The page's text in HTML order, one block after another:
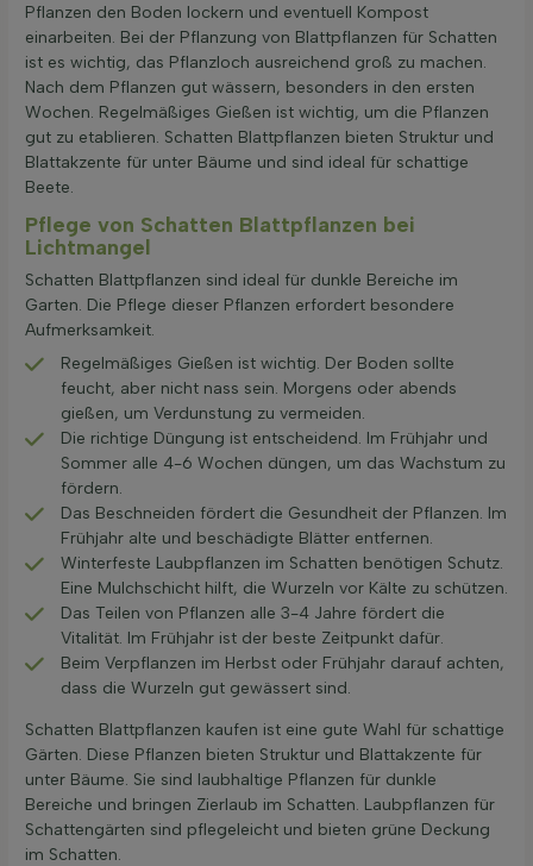
Pflanzen den Boden lockern und eventuell Kompost
einarbeiten. Bei der Pflanzung von Blattpflanzen für Schatten
ist es wichtig, das Pflanzloch ausreichend groß zu machen.
Nach dem Pflanzen gut wässern, besonders in den ersten
Wochen. Regelmäßiges Gießen ist wichtig, um die Pflanzen
gut zu etablieren. Schatten Blattpflanzen bieten Struktur und
Blattakzente für unter Bäume und sind ideal für schattige
Beete.
Pflege von Schatten Blattpflanzen bei
Lichtmangel
Schatten Blattpflanzen sind ideal für dunkle Bereiche im
Garten. Die Pflege dieser Pflanzen erfordert besondere
Aufmerksamkeit.
Regelmäßiges Gießen ist wichtig. Der Boden sollte
feucht, aber nicht nass sein. Morgens oder abends
gießen, um Verdunstung zu vermeiden.
Die richtige Düngung ist entscheidend. Im Frühjahr und
Sommer alle 4-6 Wochen düngen, um das Wachstum zu
fördern.
Das Beschneiden fördert die Gesundheit der Pflanzen. Im
Frühjahr alte und beschädigte Blätter entfernen.
Winterfeste Laubpflanzen im Schatten benötigen Schutz.
Eine Mulchschicht hilft, die Wurzeln vor Kälte zu schützen.
Das Teilen von Pflanzen alle 3-4 Jahre fördert die
Vitalität. Im Frühjahr ist der beste Zeitpunkt dafür.
Beim Verpflanzen im Herbst oder Frühjahr darauf achten,
dass die Wurzeln gut gewässert sind.
Schatten Blattpflanzen kaufen ist eine gute Wahl für schattige
Gärten. Diese Pflanzen bieten Struktur und Blattakzente für
unter Bäume. Sie sind laubhaltige Pflanzen für dunkle
Bereiche und bringen Zierlaub im Schatten. Laubpflanzen für
Schattengärten sind pflegeleicht und bieten grüne Deckung
im Schatten.